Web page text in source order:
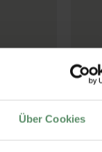
Über Cookies